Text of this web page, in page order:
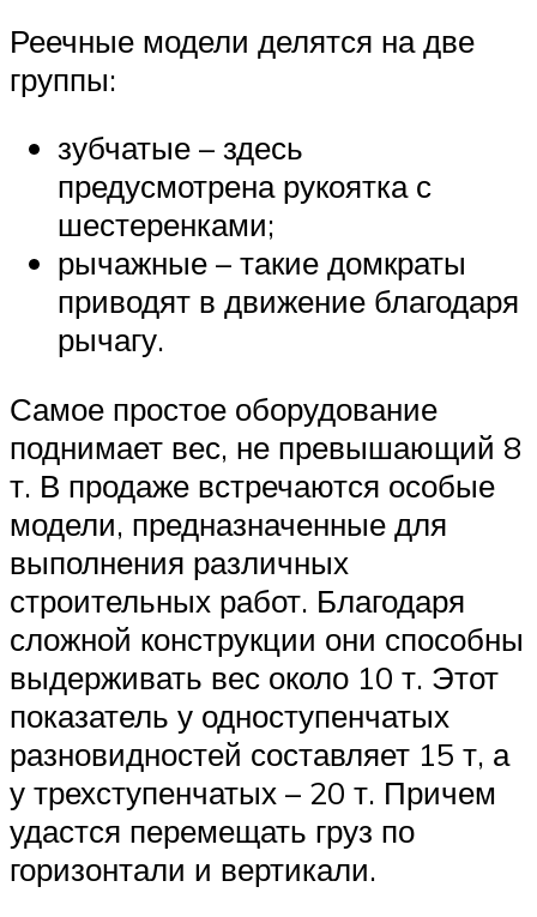
Реечные модели делятся на две
группы:
зубчатые – здесь
предусмотрена рукоятка с
шестеренками;
рычажные – такие домкраты
приводят в движение благодаря
рычагу.
Самое простое оборудование
поднимает вес, не превышающий 8
т. В продаже встречаются особые
модели, предназначенные для
выполнения различных
строительных работ. Благодаря
сложной конструкции они способны
выдерживать вес около 10 т. Этот
показатель у одноступенчатых
разновидностей составляет 15 т, а
у трехступенчатых – 20 т. Причем
удастся перемещать груз по
горизонтали и вертикали.